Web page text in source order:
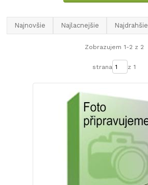
Najnovšie Najlacnejšie Najdrahšie
Zobrazujem 1-2 z 2
strana z 1